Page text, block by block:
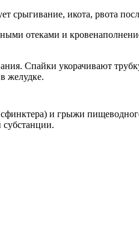
срыгивание, икота, рвота
отеками и
Спайки укорачивают
желудке.
и грыжи
субстанции.